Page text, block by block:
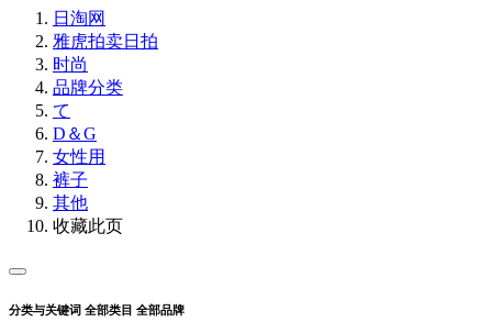
日淘网
雅虎拍卖日拍
时尚
品牌分类
て
D＆G
女性用
裤子
其他
收藏此页
分类与关键词 全部类目 全部品牌